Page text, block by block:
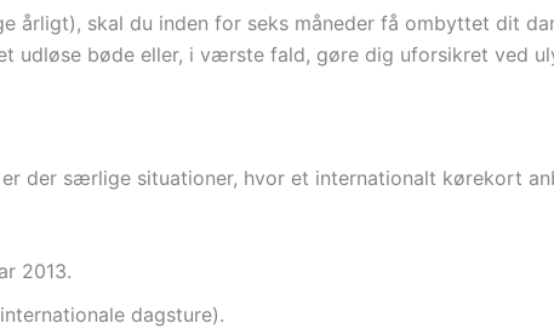
årligt), skal du inden for seks måneder få ombyttet dit
udløse bøde eller, i værste fald, gøre dig uforsikret ved
der særlige situationer, hvor et internationalt kørekort
2013.
dagsture).